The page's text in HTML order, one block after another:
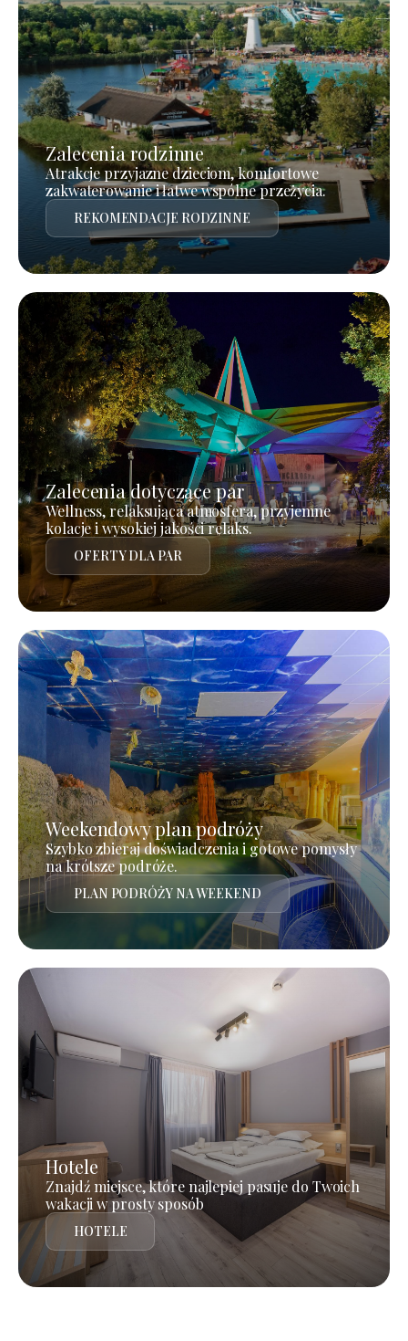
Zalecenia rodzinne
Atrakcje przyjazne dzieciom, komfortowe
zakwaterowanie i łatwe wspólne przeżycia.
REKOMENDACJE RODZINNE
Zalecenia dotyczące par
Wellness, relaksująca atmosfera, przyjemne
kolacje i wysokiej jakości relaks.
OFERTY DLA PAR
Weekendowy plan podróży
Szybko zbieraj doświadczenia i gotowe pomysły
na krótsze podróże.
PLAN PODRÓŻY NA WEEKEND
Hotele
Znajdź miejsce, które najlepiej pasuje do Twoich
wakacji w prosty sposób
HOTELE